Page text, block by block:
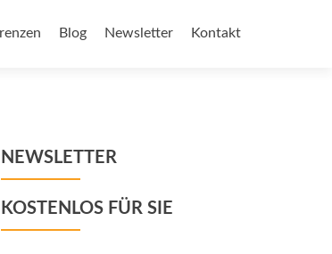
Blog Newsletter Kontakt
NEWSLETTER
KOSTENLOS FÜR SIE